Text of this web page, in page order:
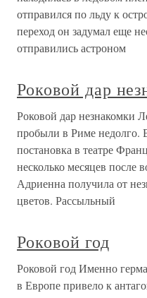
отправился по льду к
переход он задумал еще
отправились астроном
Роковой дар
Роковой дар незнакомки
пробыли в Риме недолго.
постановка в театре
несколько месяцев после
Адриенна получила от
цветов. Рассыльный
Роковой год
Роковой год Именно
в Европе привело к